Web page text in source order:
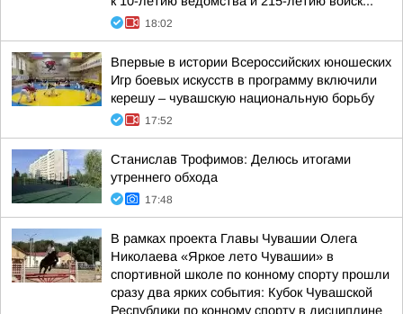
18:02
Впервые в истории Всероссийских юношеских
Игр боевых искусств в программу включили
керешу – чувашскую национальную борьбу
17:52
Станислав Трофимов: Делюсь итогами
утреннего обхода
17:48
В рамках проекта Главы Чувашии Олега
Николаева «Яркое лето Чувашии» в
спортивной школе по конному спорту прошли
сразу два ярких события: Кубок Чувашской
Республики по конному спорту в дисциплине